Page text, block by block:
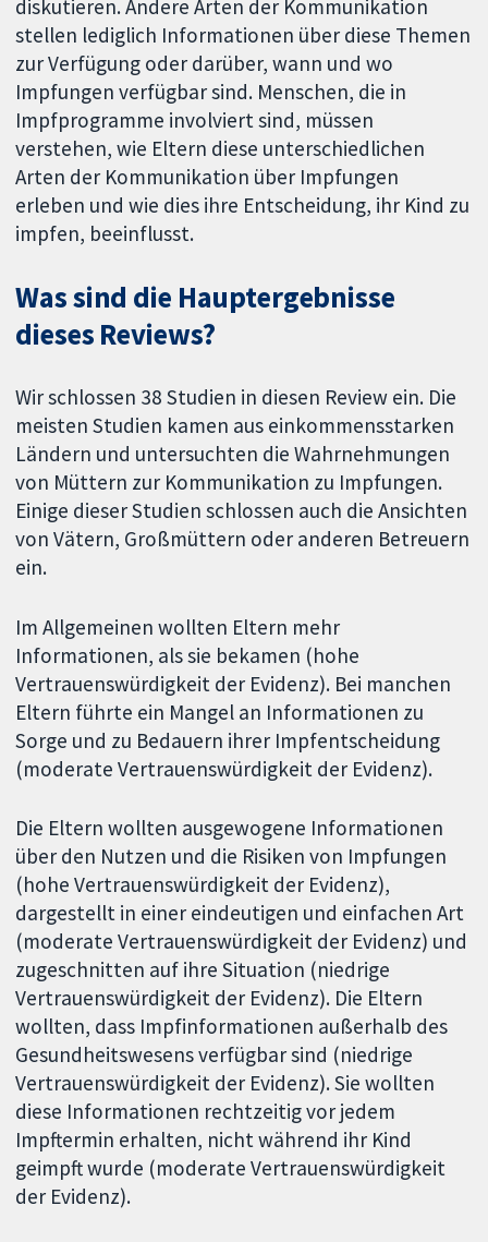
diskutieren. Andere Arten der Kommunikation
stellen lediglich Informationen über diese Themen
zur Verfügung oder darüber, wann und wo
Impfungen verfügbar sind. Menschen, die in
Impfprogramme involviert sind, müssen
verstehen, wie Eltern diese unterschiedlichen
Arten der Kommunikation über Impfungen
erleben und wie dies ihre Entscheidung, ihr Kind zu
impfen, beeinflusst.
Was sind die Hauptergebnisse
dieses Reviews?
Wir schlossen 38 Studien in diesen Review ein. Die
meisten Studien kamen aus einkommensstarken
Ländern und untersuchten die Wahrnehmungen
von Müttern zur Kommunikation zu Impfungen.
Einige dieser Studien schlossen auch die Ansichten
von Vätern, Großmüttern oder anderen Betreuern
ein.
Im Allgemeinen wollten Eltern mehr
Informationen, als sie bekamen (hohe
Vertrauenswürdigkeit der Evidenz). Bei manchen
Eltern führte ein Mangel an Informationen zu
Sorge und zu Bedauern ihrer Impfentscheidung
(moderate Vertrauenswürdigkeit der Evidenz).
Die Eltern wollten ausgewogene Informationen
über den Nutzen und die Risiken von Impfungen
(hohe Vertrauenswürdigkeit der Evidenz),
dargestellt in einer eindeutigen und einfachen Art
(moderate Vertrauenswürdigkeit der Evidenz) und
zugeschnitten auf ihre Situation (niedrige
Vertrauenswürdigkeit der Evidenz). Die Eltern
wollten, dass Impfinformationen außerhalb des
Gesundheitswesens verfügbar sind (niedrige
Vertrauenswürdigkeit der Evidenz). Sie wollten
diese Informationen rechtzeitig vor jedem
Impftermin erhalten, nicht während ihr Kind
geimpft wurde (moderate Vertrauenswürdigkeit
der Evidenz).